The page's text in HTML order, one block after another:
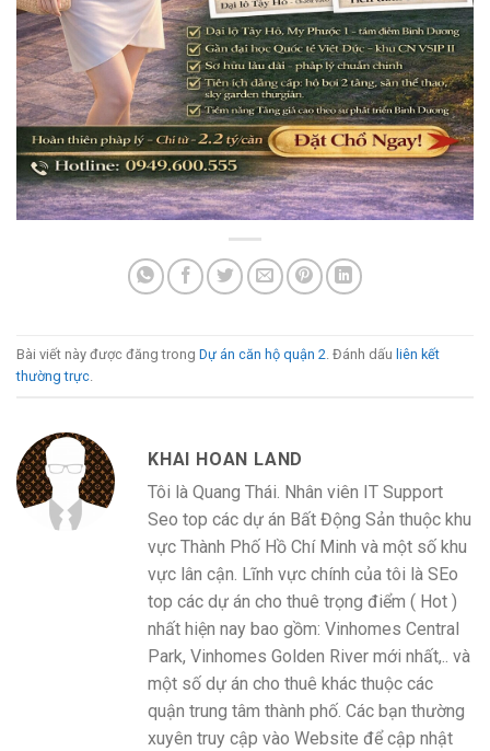
Bài viết này được đăng trong Dự án căn hộ quận 2 . Đánh dấu liên kết
thường trực
KHAI HOAN LAND
Tôi là Quang Thái. Nhân viên IT Support
Seo top các dự án Bất Động Sản thuộc khu
vực Thành Phố Hồ Chí Minh và một số khu
vực lân cận. Lĩnh vực chính của tôi là SEo
top các dự án cho thuê trọng điểm ( Hot )
nhất hiện nay bao gồm: Vinhomes Central
Park, Vinhomes Golden River mới nhất,.. và
một số dự án cho thuê khác thuộc các
quận trung tâm thành phố. Các bạn thường
xuyên truy cập vào Website để cập nhật